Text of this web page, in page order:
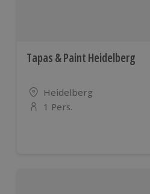
Tapas & Paint Heidelberg
Standort
Heidelberg
Anzahl der Teilnehmer
1 Pers.